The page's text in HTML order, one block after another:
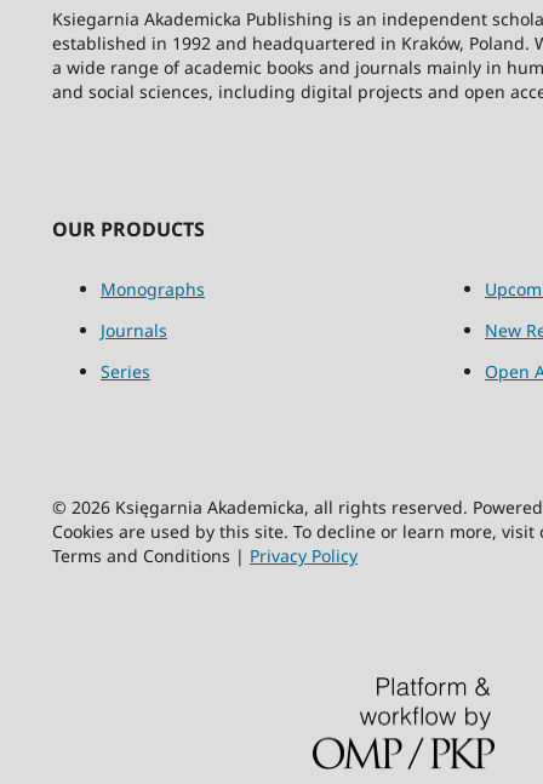
Ksiegarnia Akademicka Publishing is an independent
established in 1992 and headquartered in Kraków, Poland.
a wide range of academic books and journals mainly in
and social sciences, including digital projects and open
OUR PRODUCTS
Monographs
Journals
Series
New
Open
© 2026 Księgarnia Akademicka, all rights reserved.
Cookies are used by this site. To decline or learn more,
Terms and Conditions | Privacy Policy